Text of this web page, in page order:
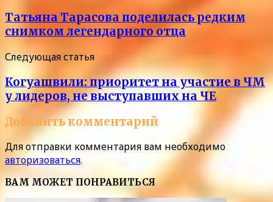
Татьяна Тарасова поделилась редким
снимком легендарного отца
Следующая статья
Когуашвили: приоритет на участие в ЧМ
у лидеров, не выступавших на ЧЕ
Добавить комментарий
Для отправки комментария вам необходимо
авторизоваться.
ВАМ МОЖЕТ ПОНРАВИТЬСЯ